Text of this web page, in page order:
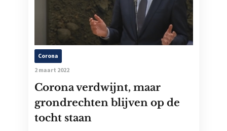
Corona
2 maart 2022
Corona verdwijnt, maar
grondrechten blijven op de
tocht staan